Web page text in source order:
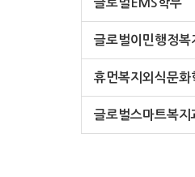
글로벌EMS학부
글로벌이민행정복
휴먼복지외식문화
글로벌스마트복지